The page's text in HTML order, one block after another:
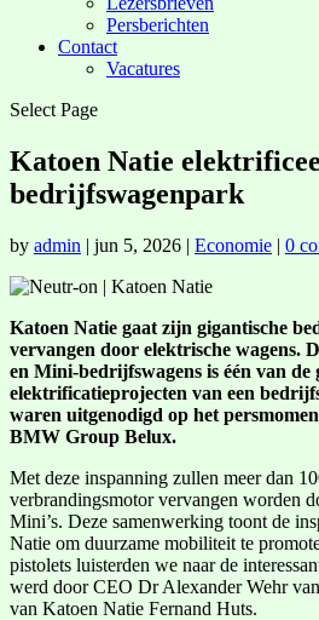
Persberichten
Contact
Vacatures
Select Page
Katoen Natie
bedrijfswagenpark
by admin | jun 5, 2026 | Economie | 0
Katoen Natie gaat zijn gigantische
vervangen door elektrische wagens.
en Mini-bedrijfswagens is één van de
elektrificatieprojecten van een
waren uitgenodigd op het
BMW Group Belux.
Met deze inspanning zullen meer dan
verbrandingsmotor vervangen worden
Mini’s. Deze samenwerking toont de
Natie om duurzame mobiliteit te
pistolets luisterden we naar de
werd door CEO Dr Alexander Wehr
van Katoen Natie Fernand Huts.